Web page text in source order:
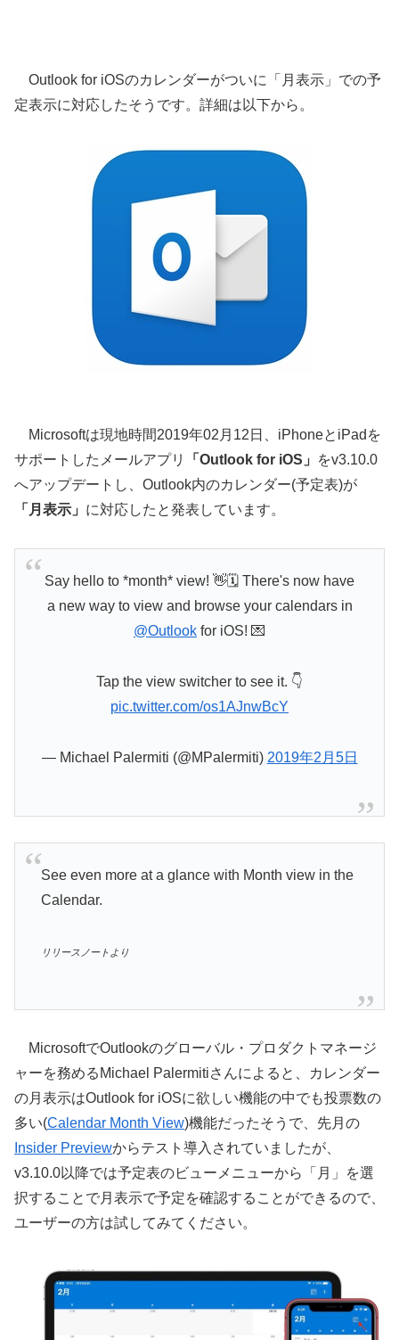
Outlook for iOSのカレンダーがついに「月表示」での予
定表示に対応したそうです。詳細は以下から。
Microsoftは現地時間2019年02月12日、iPhoneとiPadを
サポートしたメールアプリ
「Outlook for iOS」
をv3.10.0
へアップデートし、Outlook内のカレンダー(予定表)が
「月表示」 に対応したと発表しています。
Say hello to *month* view! 👋🗓 There's now have
a new way to view and browse your calendars in
@Outlook for iOS! 💌
Tap the view switcher to see it. 👇
pic.twitter.com/os1AJnwBcY
— Michael Palermiti (@MPalermiti) 2019年2月5日
See even more at a glance with Month view in the
Calendar.
リリースノートより
MicrosoftでOutlookのグローバル・プロダクトマネージ
ャーを務めるMichael Palermitiさんによると、カレンダー
の月表示はOutlook for iOSに欲しい機能の中でも投票数の
多い(Calendar Month View)機能だったそうで、先月の
Insider Previewからテスト導入されていましたが、
v3.10.0以降では予定表のビューメニューから「月」を選
択することで月表示で予定を確認することができるので、
ユーザーの方は試してみてください。